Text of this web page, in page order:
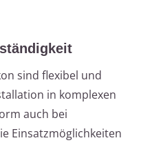
sind flexibel und
in komplexen
auch bei
Einsatzmöglichkeiten